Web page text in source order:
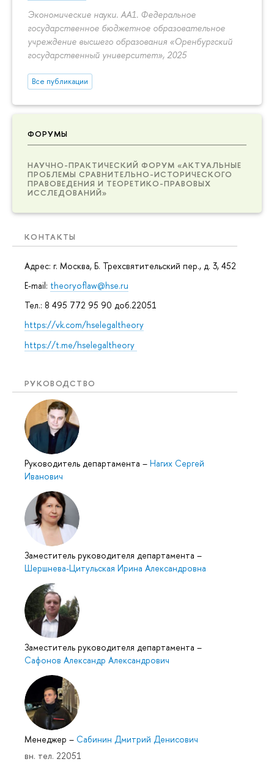
Экономические науки. АА1. Федеральное
государственное бюджетное образовательное
учреждение высшего образования «Оренбургский
государственный университет», 2025
Все публикации
ФОРУМЫ
НАУЧНО-ПРАКТИЧЕСКИЙ ФОРУМ «АКТУАЛЬНЫЕ
ПРОБЛЕМЫ СРАВНИТЕЛЬНО-ИСТОРИЧЕСКОГО
ПРАВОВЕДЕНИЯ И ТЕОРЕТИКО-ПРАВОВЫХ
ИССЛЕДОВАНИЙ»
КОНТАКТЫ
Адрес: г. Москва, Б. Трехсвятительский пер., д. 3, 452
E-mail: theoryoflaw@hse.ru
Тел.: 8 495 772 95 90 доб.22051
https://vk.com/hselegaltheory
https://t.me/hselegaltheory
РУКОВОДСТВО
Руководитель департамента – Нагих Сергей
Иванович
Заместитель руководителя департамента –
Шершнева-Цитульская Ирина Александровна
Заместитель руководителя департамента –
Сафонов Александр Александрович
Менеджер – Сабинин Дмитрий Денисович
вн. тел. 22051